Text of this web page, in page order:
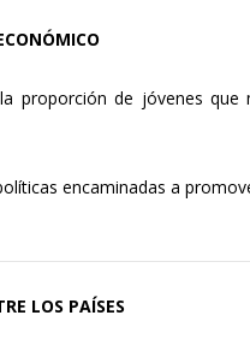
proporción de jóvenes
encaminadas a
LOS PAÍSES